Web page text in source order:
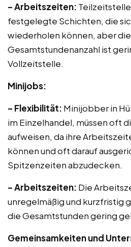
– Arbeitszeiten:
festgelegte Schichten, die
wiederholen können, aber die
Gesamtstundenanzahl ist
Vollzeitstelle.
Minijobs:
– Flexibilität: Minijobber in
im Einzelhandel, müssen oft
aufweisen, da ihre
können und oft darauf
Spitzenzeiten abzudecken.
– Arbeitszeiten: Die
unregelmäßig und kurzfristig
die Gesamtstunden gering
Gemeinsamkeiten und